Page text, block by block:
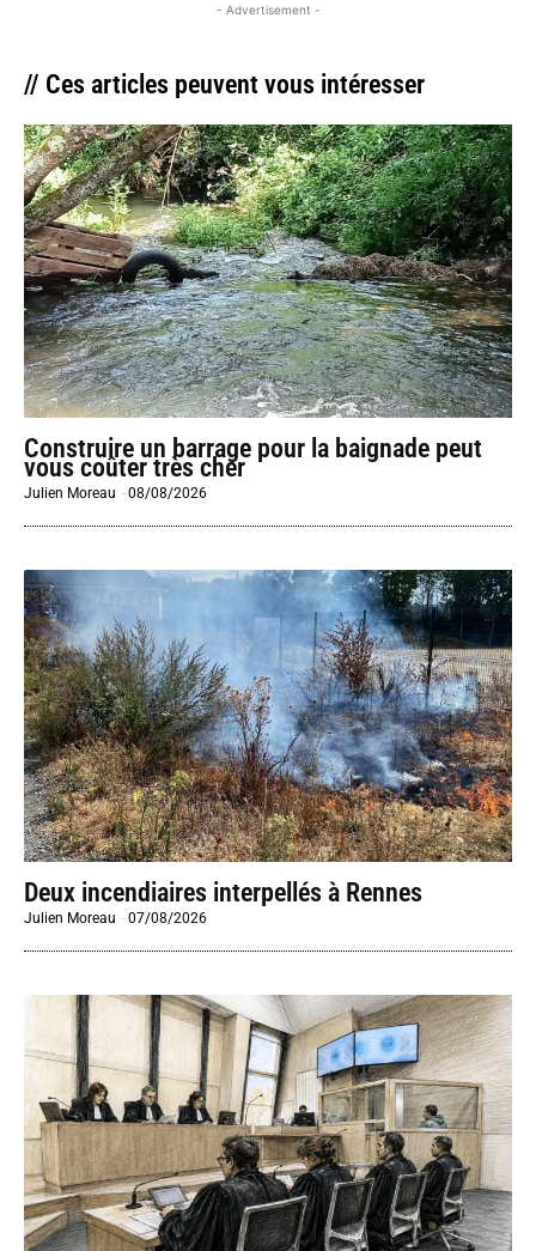
- Advertisement -
// Ces articles peuvent vous intéresser
Construire un barrage pour la baignade peut
vous coûter très cher
Julien Moreau -08/08/2026
Deux incendiaires interpellés à Rennes
Julien Moreau -07/08/2026